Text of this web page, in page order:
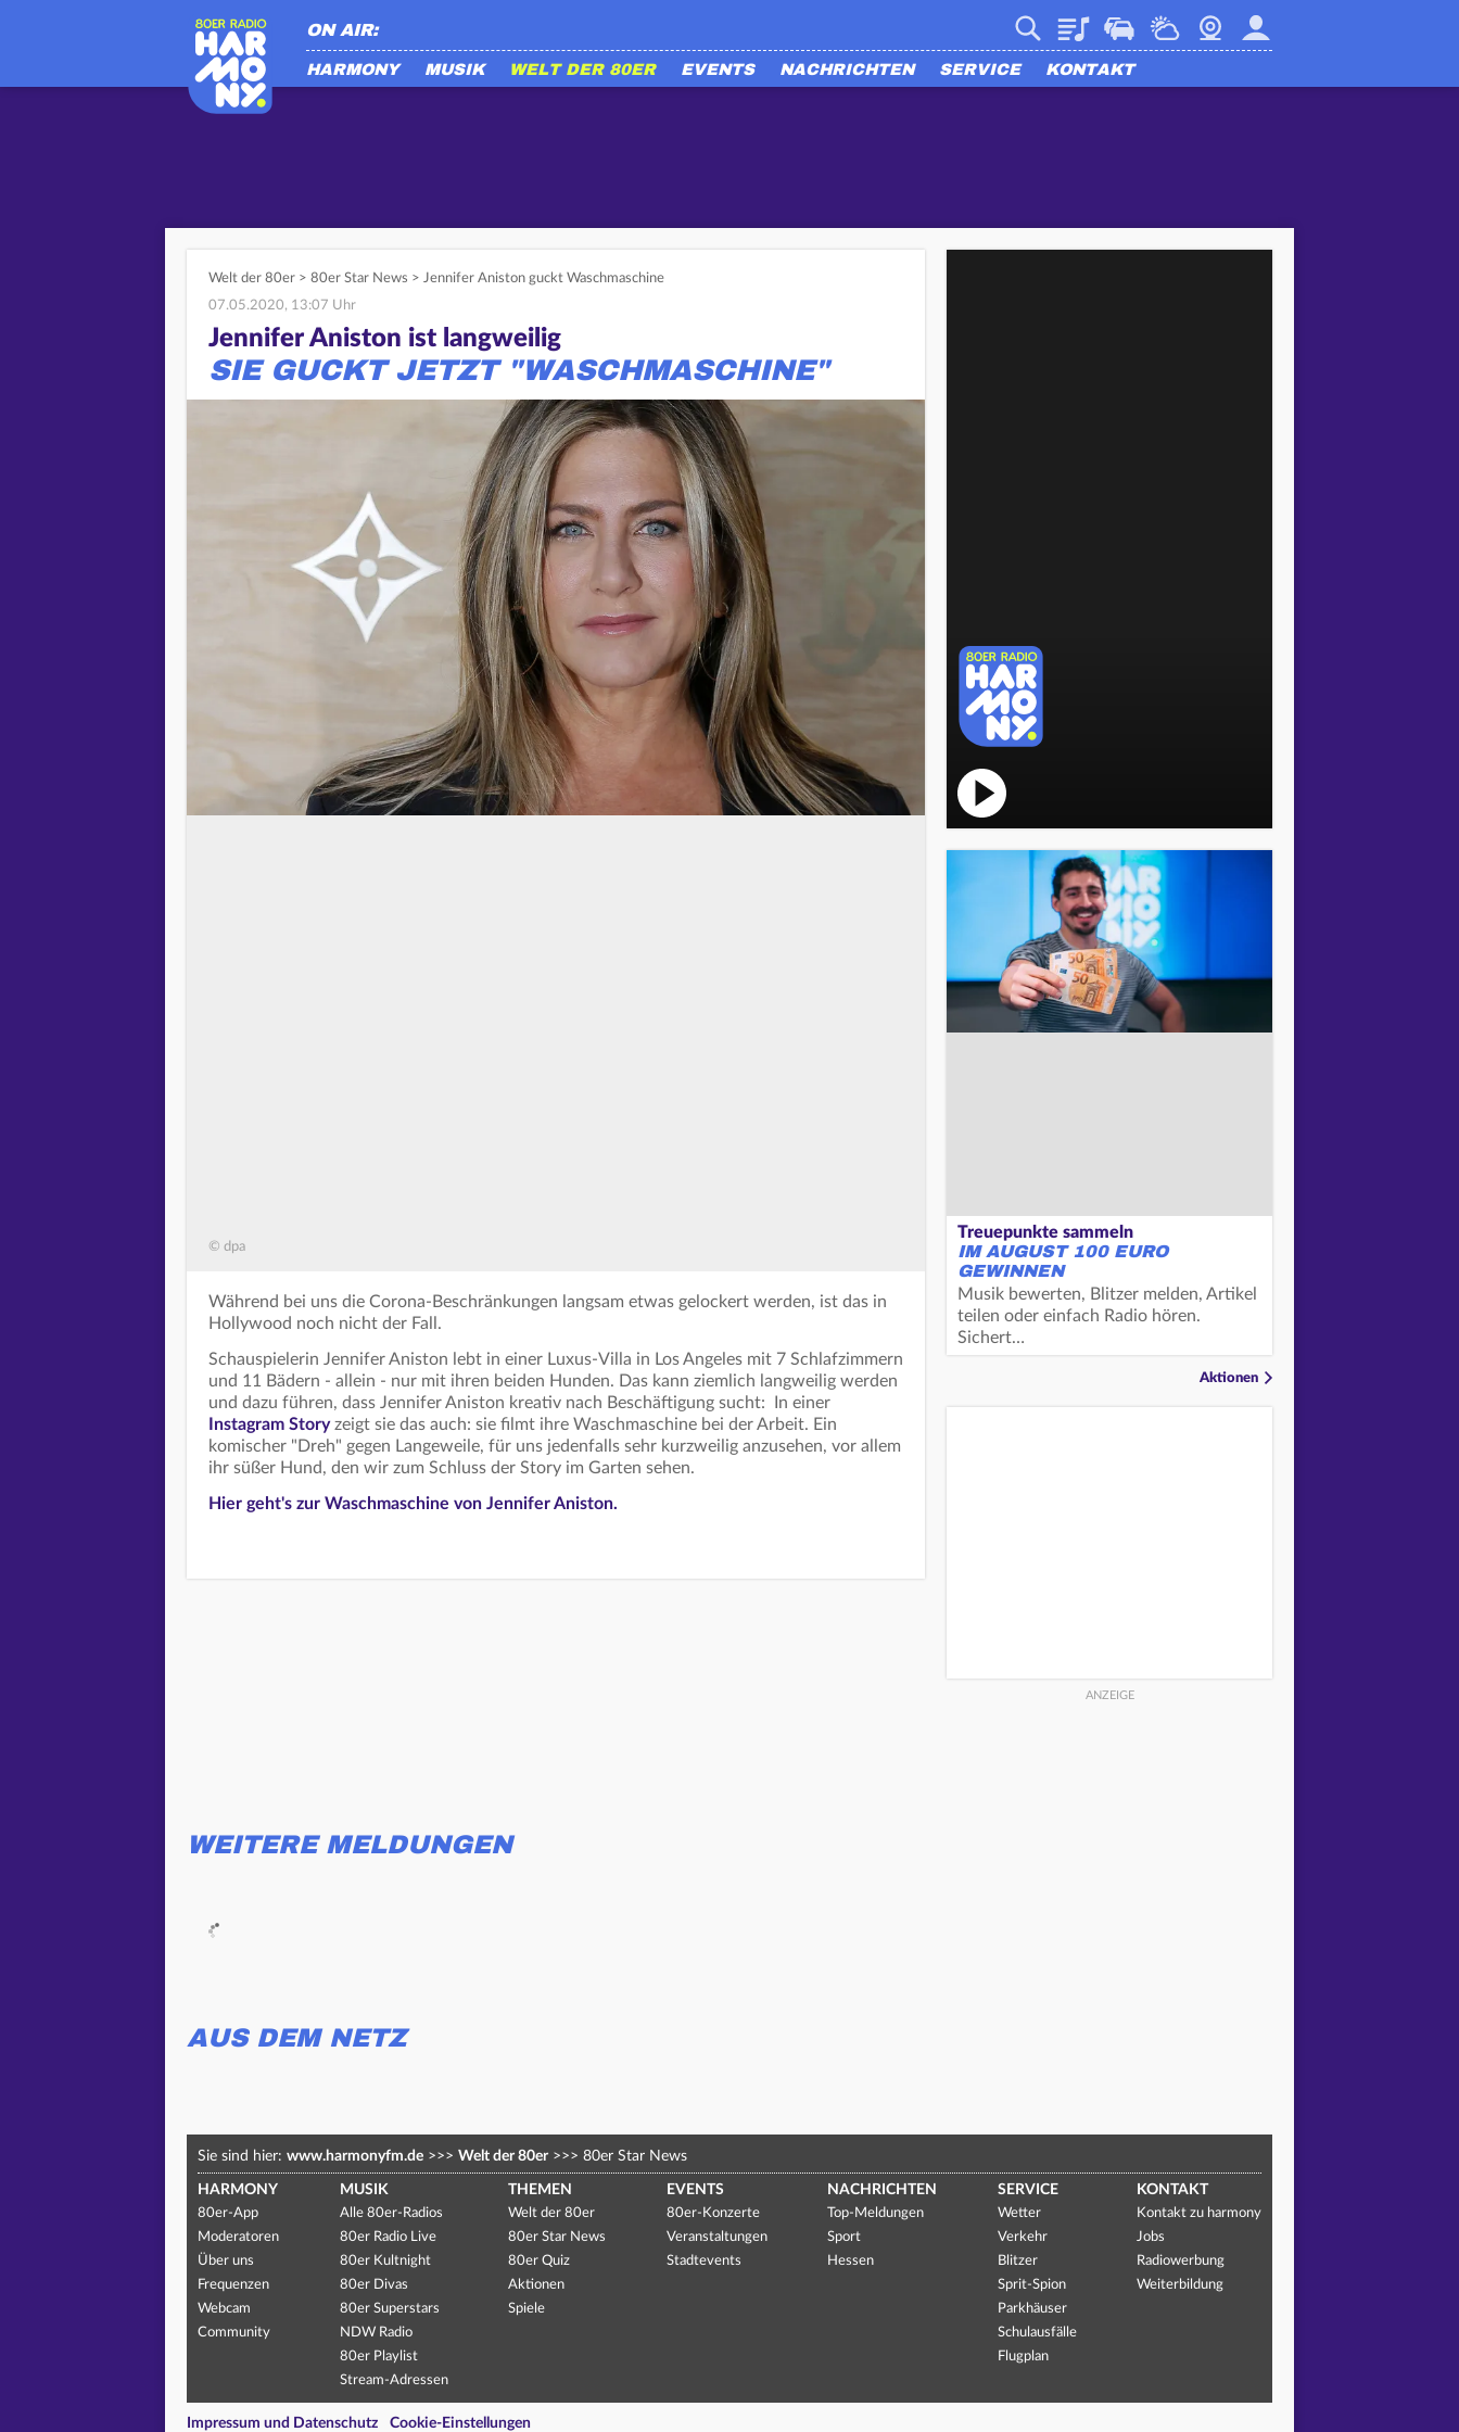
ON AIR: PlaylistVerkehrWetterWebcamMein harmony
HARMONY MUSIK WELT DER 80ER EVENTS NACHRICHTEN SERVICE KONTAKT
Welt der 80er > 80er Star News > Jennifer Aniston guckt Waschmaschine
07.05.2020, 13:07 Uhr
Jennifer Aniston ist langweilig
SIE GUCKT JETZT "WASCHMASCHINE"
© dpa
Während bei uns die Corona-Beschränkungen langsam etwas gelockert werden, ist das in
Hollywood noch nicht der Fall.
Schauspielerin Jennifer Aniston lebt in einer Luxus-Villa in Los Angeles mit 7 Schlafzimmern
und 11 Bädern - allein - nur mit ihren beiden Hunden. Das kann ziemlich langweilig werden
und dazu führen, dass Jennifer Aniston kreativ nach Beschäftigung sucht: In einer
Instagram Storyzeigt sie das auch: sie filmt ihre Waschmaschine bei der Arbeit. Ein
komischer "Dreh" gegen Langeweile, für uns jedenfalls sehr kurzweilig anzusehen, vor allem
ihr süßer Hund, den wir zum Schluss der Story im Garten sehen.
Hier geht's zur Waschmaschine von Jennifer Aniston.
Treuepunkte sammeln
IM AUGUST 100 EURO
GEWINNEN
Musik bewerten, Blitzer melden, Artikel
teilen oder einfach Radio hören.
Sichert…
Aktionen
WEITERE MELDUNGEN
AUS DEM NETZ
Sie sind hier: www.harmonyfm.de >>> Welt der 80er >>> 80er Star News
HARMONY
80er-App
Moderatoren
Über uns
Frequenzen
Webcam
Community
MUSIK
Alle 80er-Radios
80er Radio Live
80er Kultnight
80er Divas
80er Superstars
NDW Radio
80er Playlist
Stream-Adressen
THEMEN
Welt der 80er
80er Star News
80er Quiz
Aktionen
Spiele
EVENTS
80er-Konzerte
Veranstaltungen
Stadtevents
NACHRICHTEN
Top-Meldungen
Sport
Hessen
SERVICE
Wetter
Verkehr
Blitzer
Sprit-Spion
Parkhäuser
Schulausfälle
Flugplan
KONTAKT
Kontakt zu harmony
Jobs
Radiowerbung
Weiterbildung
Impressum und Datenschutz Cookie-Einstellungen